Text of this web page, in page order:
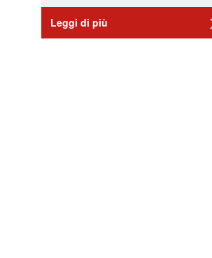
Leggi di più